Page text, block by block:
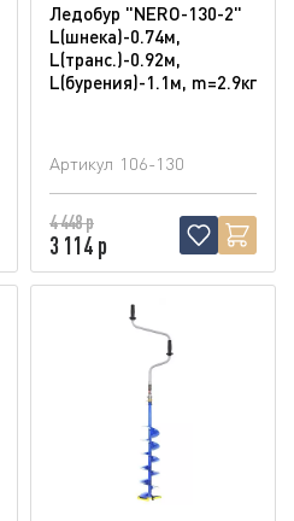
Ледобур "NERO-130-2"
L(шнека)-0.74м,
L(транс.)-0.92м,
L(бурения)-1.1м, m=2.9кг
Артикул 106-130
4 448 р
3 114 р